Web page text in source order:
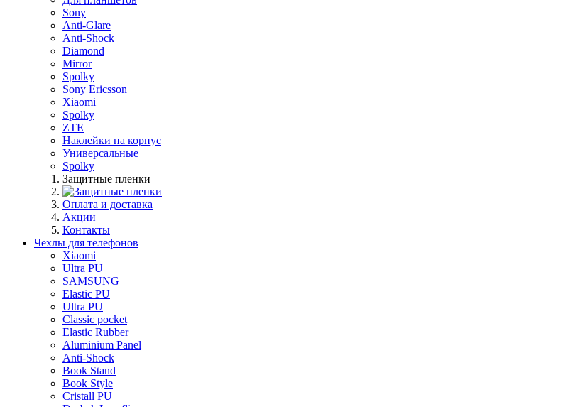
Sony
Anti-Glare
Anti-Shock
Diamond
Mirror
Spolky
Sony Ericsson
Xiaomi
Spolky
ZTE
Наклейки на корпус
Универсальные
Spolky
Защитные пленки
Оплата и доставка
Акции
Контакты
Чехлы для телефонов
Xiaomi
Ultra PU
SAMSUNG
Elastic PU
Ultra PU
Classic pocket
Elastic Rubber
Aluminium Panel
Anti-Shock
Book Stand
Book Style
Cristall PU